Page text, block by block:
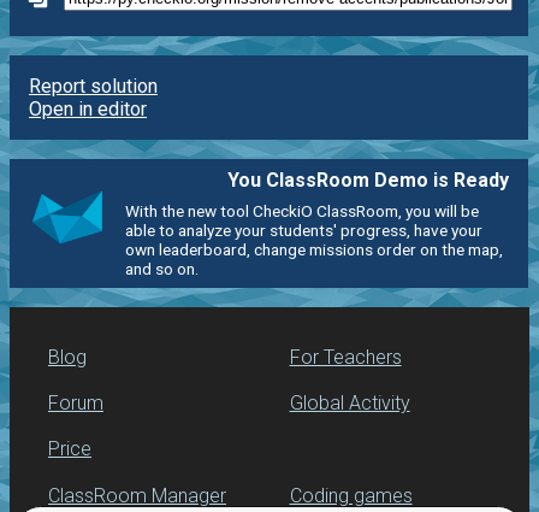
Report solution
Open in editor
You ClassRoom Demo is Ready
With the new tool CheckiO ClassRoom, you will be
able to analyze your students' progress, have your
own leaderboard, change missions order on the map,
and so on.
Blog
Forum
Price
For Teachers
Global Activity
ClassRoom Manager Coding games